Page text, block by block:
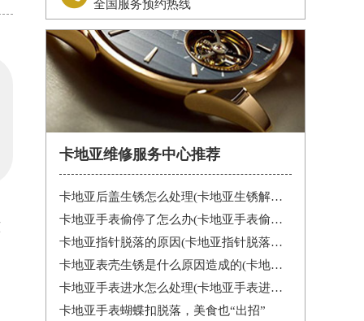
全国服务预约热线
卡地亚维修服务中心推荐
卡地亚后盖生锈怎么处理(卡地亚生锈解决办法)
卡地亚手表偷停了怎么办(卡地亚手表偷停解决办法)
卡地亚指针脱落的原因(卡地亚指针脱落怎么办？)
卡地亚表壳生锈是什么原因造成的(卡地亚手表生锈怎么办？)
卡地亚手表进水怎么处理(卡地亚手表进水怎么办)
卡地亚手表蝴蝶扣脱落，美食也“出招”